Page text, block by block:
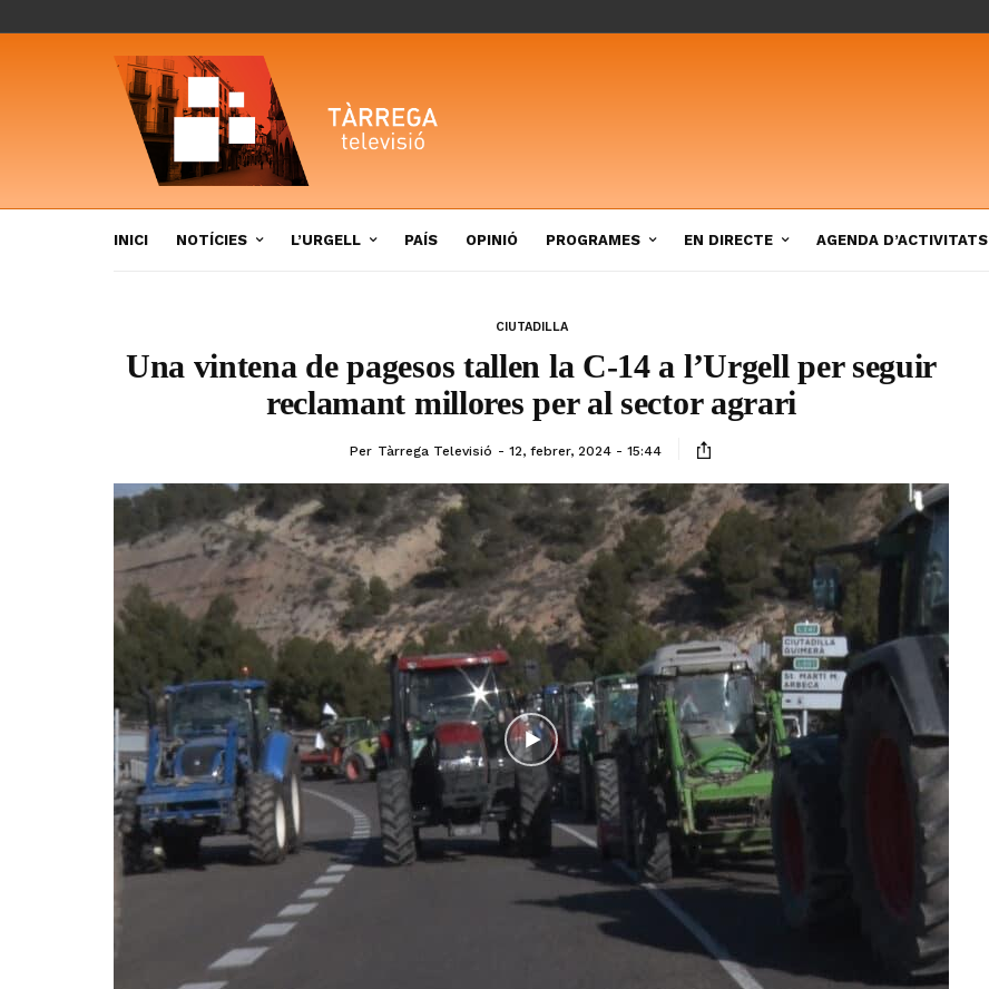
INICI NOTÍCIES L’URGELL PAÍS OPINIÓ PROGRAMES EN DIRECTE AGENDA D’ACTIVITATS
CIUTADILLA
Una vintena de pagesos tallen la C-14 a l’Urgell per seguir
reclamant millores per al sector agrari
Per Tàrrega Televisió 12, febrer, 2024 - 15:44